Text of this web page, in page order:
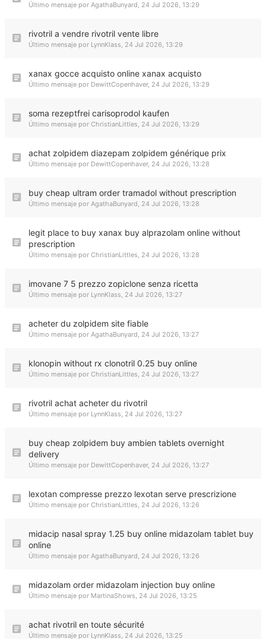
Último mensaje por AgathaBunyard, 24 Jul 2026, 13:29
rivotril a vendre rivotril vente libre
Último mensaje por LynnKlass, 24 Jul 2026, 13:29
xanax gocce acquisto online xanax acquisto
Último mensaje por DewittCopenhaver, 24 Jul 2026, 13:29
soma rezeptfrei carisoprodol kaufen
Último mensaje por ChristianLittles, 24 Jul 2026, 13:29
achat zolpidem diazepam zolpidem générique prix
Último mensaje por DewittCopenhaver, 24 Jul 2026, 13:28
buy cheap ultram order tramadol without prescription
Último mensaje por AgathaBunyard, 24 Jul 2026, 13:28
legit place to buy xanax buy alprazolam online without
prescription
Último mensaje por ChristianLittles, 24 Jul 2026, 13:28
imovane 7 5 prezzo zopiclone senza ricetta
Último mensaje por LynnKlass, 24 Jul 2026, 13:27
acheter du zolpidem site fiable
Último mensaje por AgathaBunyard, 24 Jul 2026, 13:27
klonopin without rx clonotril 0.25 buy online
Último mensaje por ChristianLittles, 24 Jul 2026, 13:27
rivotril achat acheter du rivotril
Último mensaje por LynnKlass, 24 Jul 2026, 13:27
buy cheap zolpidem buy ambien tablets overnight
delivery
Último mensaje por DewittCopenhaver, 24 Jul 2026, 13:27
lexotan compresse prezzo lexotan serve prescrizione
Último mensaje por ChristianLittles, 24 Jul 2026, 13:26
midacip nasal spray 1.25 buy online midazolam tablet buy
online
Último mensaje por AgathaBunyard, 24 Jul 2026, 13:26
midazolam order midazolam injection buy online
Último mensaje por MartinaShows, 24 Jul 2026, 13:25
achat rivotril en toute sécurité
Último mensaje por LynnKlass, 24 Jul 2026, 13:25